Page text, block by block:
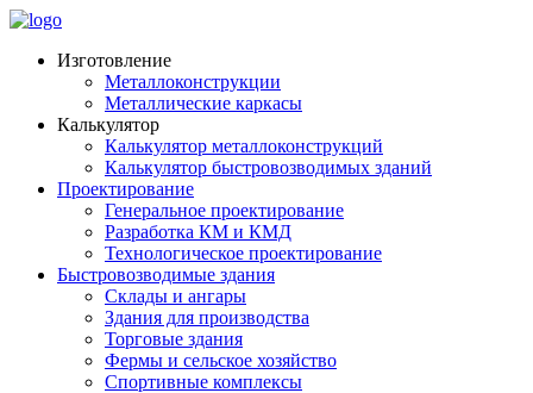
Изготовление
Металлоконструкции
Металлические каркасы
Калькулятор
Калькулятор металлоконструкций
Калькулятор быстровозводимых зданий
Проектирование
Генеральное проектирование
Разработка КМ и КМД
Технологическое проектирование
Быстровозводимые здания
Склады и ангары
Здания для производства
Торговые здания
Фермы и сельское хозяйство
Спортивные комплексы